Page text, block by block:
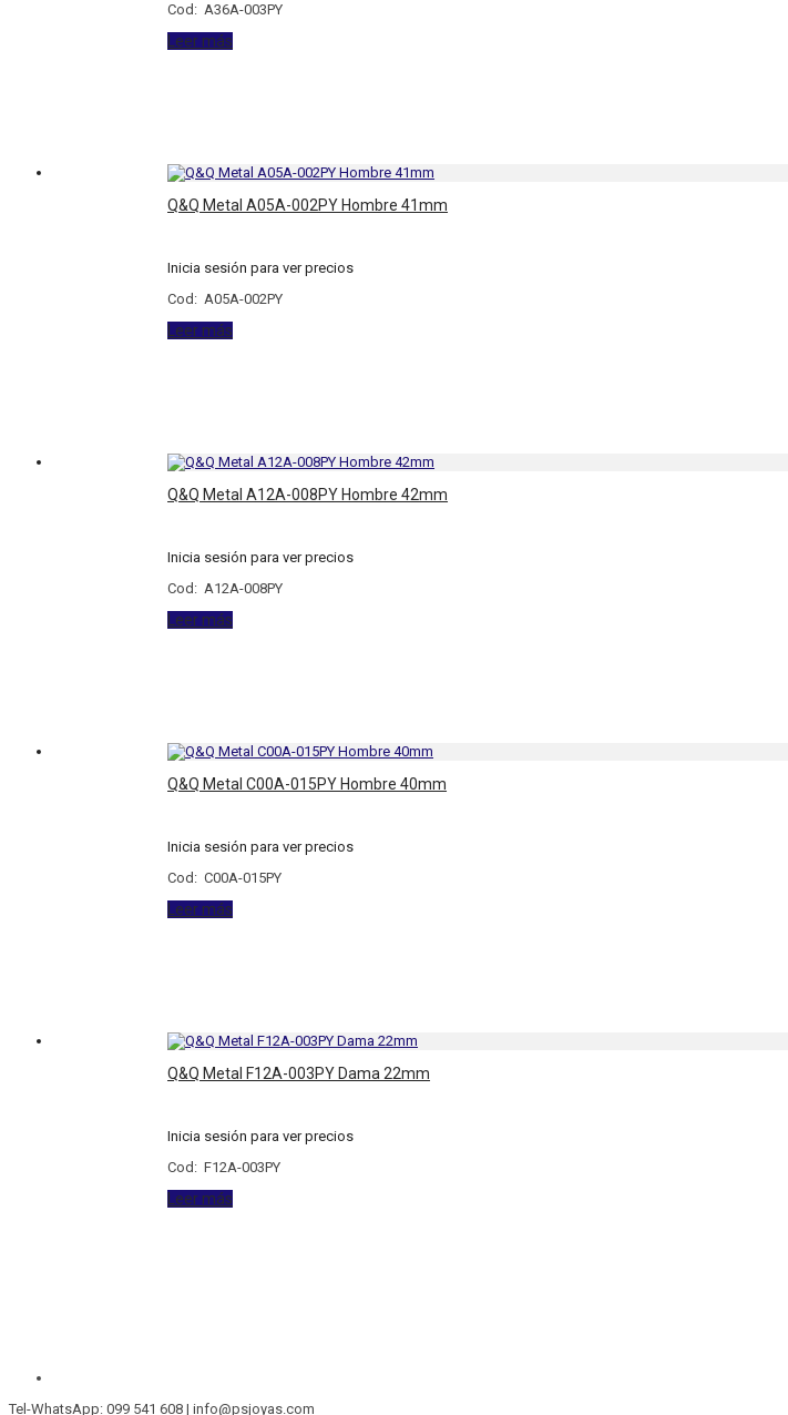
Cod: A36A-003PY
Leer más
Q&Q Metal A05A-002PY Hombre 41mm
Inicia sesión para ver precios
Cod: A05A-002PY
Leer más
Q&Q Metal A12A-008PY Hombre 42mm
Inicia sesión para ver precios
Cod: A12A-008PY
Leer más
Q&Q Metal C00A-015PY Hombre 40mm
Inicia sesión para ver precios
Cod: C00A-015PY
Leer más
Q&Q Metal F12A-003PY Dama 22mm
Inicia sesión para ver precios
Cod: F12A-003PY
Leer más
Tel-WhatsApp: 099 541 608 | info@psjoyas.com